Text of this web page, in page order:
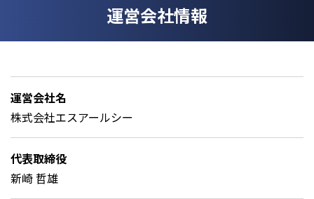
運営会社情報
運営会社名
株式会社エスアールシー
代表取締役
新崎 哲雄